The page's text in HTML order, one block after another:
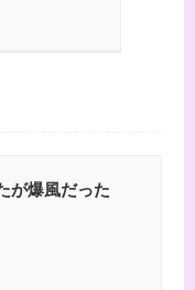
が爆風だった